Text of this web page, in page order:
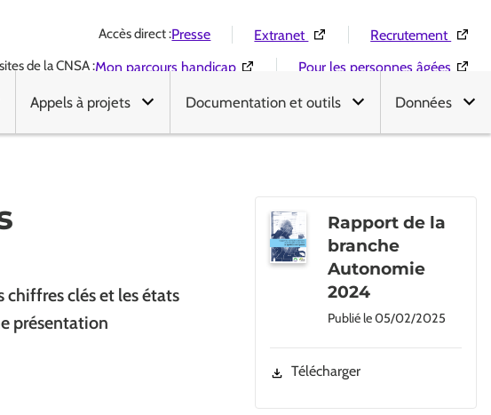
Accès direct :Presse Extranet (Ouverture dans une nouvelle
Recrutement
de la CNSA :Mon parcours handicap(Ouverture dans une nouvelle fenêtre)
Pour les personnes âgées
Appels à projets Documentation et outils Données
chiffres clés et les états
présentation
Rapport de la
branche
Autonomie
2024
Publié le05/02/2025
Télécharger